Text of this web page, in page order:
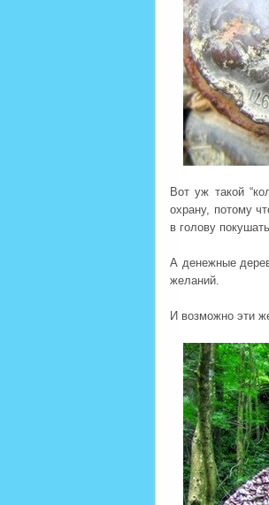
Вот уж такой
охрану, потому
в голову
А денежные
желаний.
И возможно эти